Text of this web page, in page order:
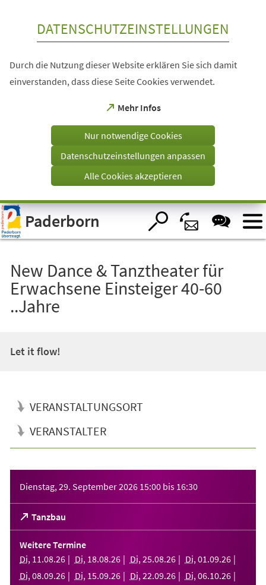
Visuelle
Assistenzsoftware
öffnen.
DATENSCHUTZEINSTELLUNGEN
Durch die Nutzung dieser Website erklären Sie sich damit
einverstanden, dass diese Seite Cookies verwendet.
Mehr Infos
(Öffnet
einem
Tab)
Nur notwendige Cookies
Datenschutzeinstellungen anpassen
Alle Cookies akzeptieren
Paderborn
New Dance & Tanztheater für
Erwachsene Einsteiger 40-60
..Jahre
Let it flow!
VERANSTALTUNGSORT
VERANSTALTER
Dienstag, 29. September 2026 15:00 bis 16:30
Tanzbau
(Öffnet
in
einem
neuen
Tab)
Weitere Termine
Di, 11 .08.26 Di, 18.08.26 Di, 25.08.26 Di, 01 .09.26
Di, 08.09.26 Di, 15.09.26 Di, 22.09.26 Di, 06.10.26